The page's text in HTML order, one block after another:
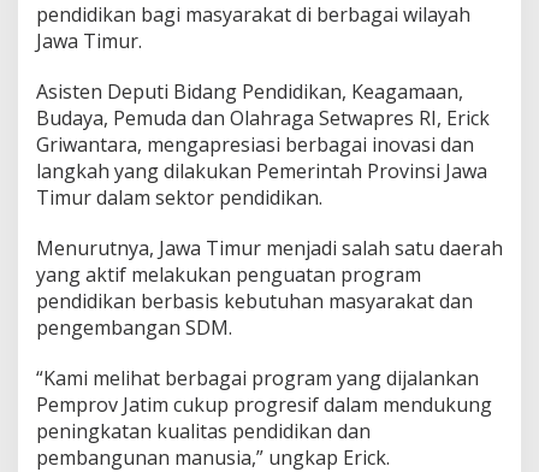
pendidikan bagi masyarakat di berbagai wilayah
Jawa Timur.
Asisten Deputi Bidang Pendidikan, Keagamaan,
Budaya, Pemuda dan Olahraga Setwapres RI, Erick
Griwantara, mengapresiasi berbagai inovasi dan
langkah yang dilakukan Pemerintah Provinsi Jawa
Timur dalam sektor pendidikan.
Menurutnya, Jawa Timur menjadi salah satu daerah
yang aktif melakukan penguatan program
pendidikan berbasis kebutuhan masyarakat dan
pengembangan SDM.
“Kami melihat berbagai program yang dijalankan
Pemprov Jatim cukup progresif dalam mendukung
peningkatan kualitas pendidikan dan
pembangunan manusia,” ungkap Erick.